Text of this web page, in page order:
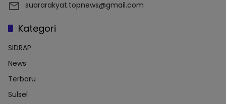
suararakyat.topnews@gmail.com
Kategori
SIDRAP
News
Terbaru
Sulsel